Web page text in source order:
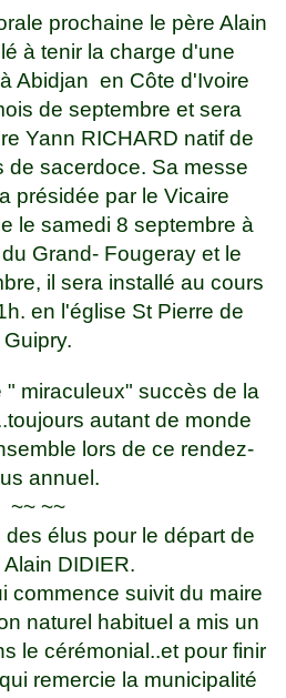
prochaine le père Alain
à tenir la charge d'une
Abidjan en Côte d'Ivoire
de septembre et sera
Yann RICHARD natif de
de sacerdoce. Sa messe
présidée par le Vicaire
le samedi 8 septembre à
Grand- Fougeray et le
il sera installé au cours
en l'église St Pierre de
Guipry.
" miraculeux" succès de la
autant de monde
lors de ce rendez-
annuel.
~~ ~~
élus pour le départ de
Alain DIDIER.
commence suivit du maire
naturel habituel a mis un
le cérémonial..et pour finir
remercie la municipalité